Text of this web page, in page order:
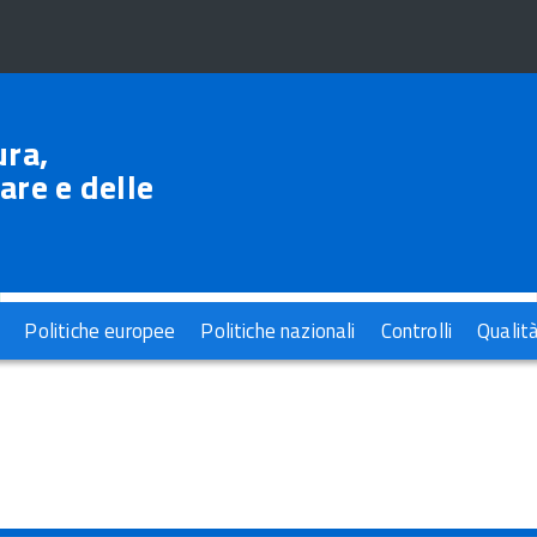
e delle
Politiche europee Politiche nazionali Controlli